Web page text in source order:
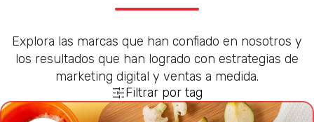
Explora las marcas que han confiado en nosotros y
los resultados que han logrado con estrategias de
marketing digital y ventas a medida.
Filtrar por tag